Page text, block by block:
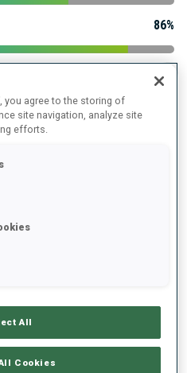
86%
73%
you agree to the storing of
site navigation, analyze site
efforts.
All
Cookies